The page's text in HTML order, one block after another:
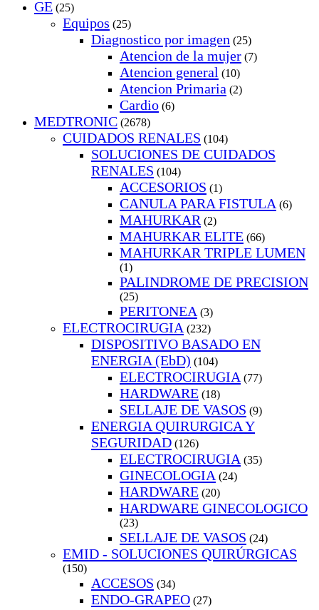
GE (25)
Equipos (25)
Diagnostico por imagen (25)
Atencion de la mujer (7)
Atencion general (10)
Atencion Primaria (2)
Cardio (6)
MEDTRONIC (2678)
CUIDADOS RENALES (104)
SOLUCIONES DE CUIDADOS
RENALES (104)
ACCESORIOS (1)
CANULA PARA FISTULA (6)
MAHURKAR (2)
MAHURKAR ELITE (66)
MAHURKAR TRIPLE LUMEN
(1)
PALINDROME DE PRECISION
(25)
PERITONEA (3)
ELECTROCIRUGIA (232)
DISPOSITIVO BASADO EN
ENERGIA (EbD) (104)
ELECTROCIRUGIA (77)
HARDWARE (18)
SELLAJE DE VASOS (9)
ENERGIA QUIRURGICA Y
SEGURIDAD (126)
ELECTROCIRUGIA (35)
GINECOLOGIA (24)
HARDWARE (20)
HARDWARE GINECOLOGICO
(23)
SELLAJE DE VASOS (24)
EMID - SOLUCIONES QUIRÚRGICAS
(150)
ACCESOS (34)
ENDO-GRAPEO (27)